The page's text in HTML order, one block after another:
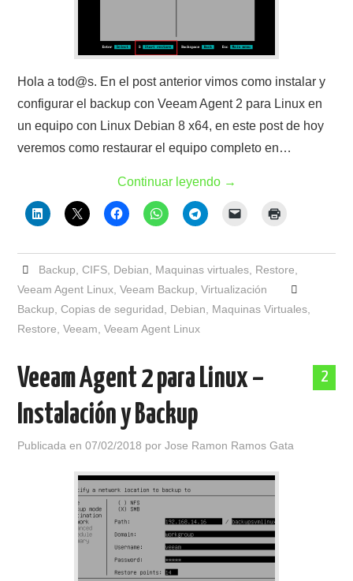
Hola a tod@s. En el post anterior vimos como instalar y
configurar el backup con Veeam Agent 2 para Linux en
un equipo con Linux Debian 8 x64, en este post de hoy
veremos como restaurar el equipo completo en…
Continuar leyendo →
Backup CIFS, Debian Maquinas virtuales, Restore
Veeam Agent Linux ,Veeam Backup ,Virtualización
Backup ,Copias de seguridad Debian Maquinas Virtuales
Restore ,Veeam ,Veeam Agent Linux
2
Veeam Agent 2 para Linux –
Instalación y Backup
Publicada en07/02/2018 porJose Ramon Ramos Gata